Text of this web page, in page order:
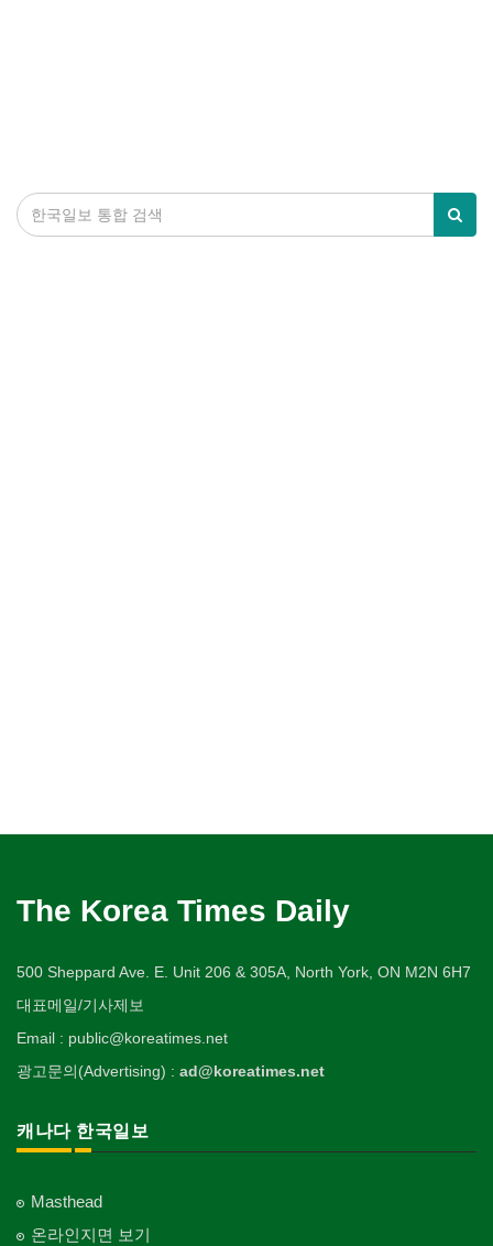
The Korea Times Daily
500 Sheppard Ave. E. Unit 206 & 305A, North York, ON M2N 6H7
대표메일/기사제보
Email : public@koreatimes.net
광고문의(Advertising) : ad@koreatimes.net
캐나다 한국일보
Masthead
온라인지면 보기